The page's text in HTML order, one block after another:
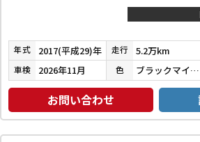
年式 2017(平成29)年 走行 5.2万km
車検 2026年11月 色 ブラックマイカメタリック
お問い合わせ